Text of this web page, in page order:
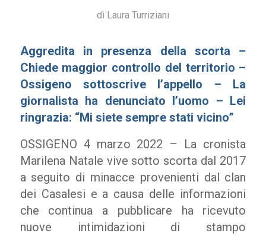
di Laura Turriziani
Aggredita in presenza della scorta –
Chiede maggior controllo del territorio –
Ossigeno sottoscrive l’appello – La
giornalista ha denunciato l’uomo – Lei
ringrazia: “Mi siete sempre stati vicino”
OSSIGENO 4 marzo 2022 – La cronista
Marilena Natale vive sotto scorta dal 2017
a seguito di minacce provenienti dal clan
dei Casalesi e a causa delle informazioni
che continua a pubblicare ha ricevuto
nuove intimidazioni di stampo